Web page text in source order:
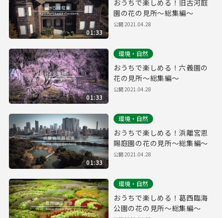
01:33
おうちで楽しめる！旧古河庭
園の花の見所～総集編～
公開2021.04.28
01:33
環境・自然
おうちで楽しめる！六義園の
花の見所～総集編～
公開2021.04.28
01:33
環境・自然
おうちで楽しめる！浜離宮恩
賜庭園の花の見所～総集編～
公開2021.04.28
環境・自然
おうちで楽しめる！葛西臨海
公園の花の見所～総集編～